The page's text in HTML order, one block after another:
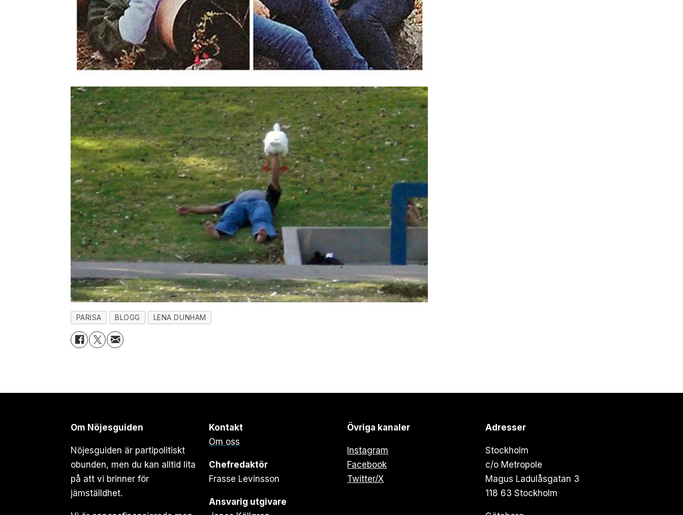
PARISA BLOGG LENA DUNHAM
Om Nöjesguiden
Nöjesguiden är partipolitiskt
obunden, men du kan alltid lita
på att vi brinner för
jämställdhet.
Kontakt
Om oss
Chefredaktör
Frasse Levinsson
Ansvarig utgivare
Övriga kanaler
Instagram
Facebook
Twitter/X
Adresser
Stockholm
c/o Metropole
Magus Ladulåsgatan 3
118 63 Stockholm